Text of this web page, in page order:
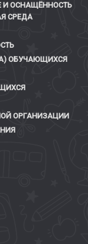
И ОСНАЩЁННОСТЬ
СРЕДА
ОБУЧАЮЩИХСЯ
ОРГАНИЗАЦИИ